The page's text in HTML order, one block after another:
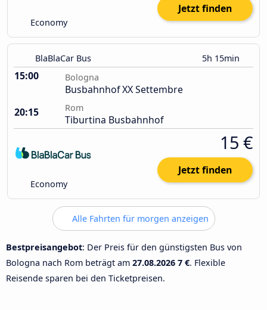
Economy
Jetzt finden
BlaBlaCar Bus 5h 15min
15:00 Bologna
Busbahnhof XX Settembre
20:15
Rom
Tiburtina Busbahnhof
Economy
15 €
Jetzt finden
Alle Fahrten für morgen anzeigen
Bestpreisangebot: Der Preis für den günstigsten Bus von
Bologna nach Rom beträgt am 27.08.2026 7 €. Flexible
Reisende sparen bei den Ticketpreisen.